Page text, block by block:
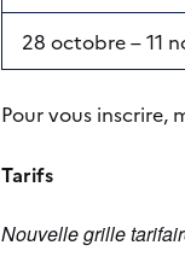
28 octobre – 11
Pour vous inscrire,
Tarifs
Nouvelle grille